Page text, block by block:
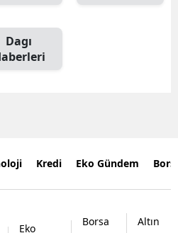
Dagı
Kredi Eko Gündem
Eko
Borsa
Altın